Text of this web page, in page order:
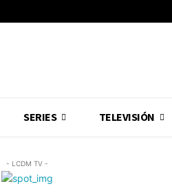
SERIES TELEVISIÓN
- LCDM TV -